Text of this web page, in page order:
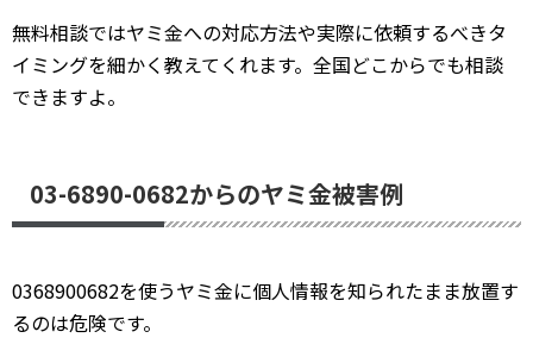
無料相談ではヤミ金への対応方法や実際に依頼するべきタ
イミングを細かく教えてくれます。全国どこからでも相談
できますよ。
03-6890-0682からのヤミ金被害例
0368900682を使うヤミ金に個人情報を知られたまま放置す
るのは危険です。